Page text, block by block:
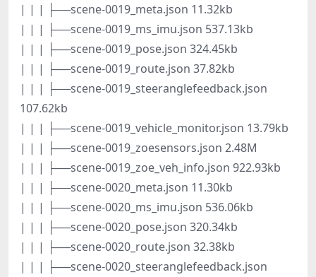
| | | ├──scene-0019_meta.json 11.32kb
| | | ├──scene-0019_ms_imu.json 537.13kb
| | | ├──scene-0019_pose.json 324.45kb
| | | ├──scene-0019_route.json 37.82kb
| | | ├──scene-0019_steeranglefeedback.json
107.62kb
| | | ├──scene-0019_vehicle_monitor.json 13.79kb
| | | ├──scene-0019_zoesensors.json 2.48M
| | | ├──scene-0019_zoe_veh_info.json 922.93kb
| | | ├──scene-0020_meta.json 11.30kb
| | | ├──scene-0020_ms_imu.json 536.06kb
| | | ├──scene-0020_pose.json 320.34kb
| | | ├──scene-0020_route.json 32.38kb
| | | ├──scene-0020_steeranglefeedback.json